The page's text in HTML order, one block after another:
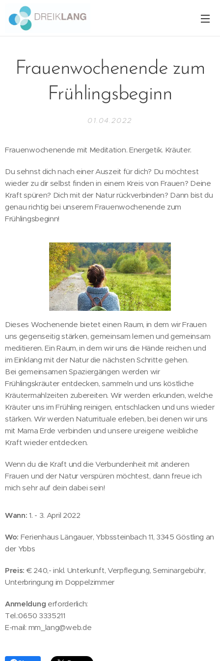
Frauenwochenende zum
Frühlingsbeginn
01.04.2022
Frauenwochenende mit Meditation. Energetik. Kräuter.
Du sehnst dich nach einer Auszeit für dich? Du möchtest
wieder zu dir selbst finden in einem Kreis von Frauen? Deine
Kraft spüren? Dich mit der Natur rückverbinden? Dann bist du
genau richtig bei unserem Frauenwochenende zum
Frühlingsbeginn!
Dieses Wochenende bietet einen Raum, in dem wir Frauen
uns gegenseitig stärken, gemeinsam lernen und gemeinsam
meditieren. Ein Raum, in dem wir uns die Hände reichen und
im Einklang mit der Natur die nächsten Schritte gehen.
Bei gemeinsamen Spaziergängen werden wir
Frühlingskräuter entdecken, sammeln und uns köstliche
Kräutermahlzeiten zubereiten. Wir werden erkunden, welche
Kräuter uns im Frühling reinigen, entschlacken und uns wieder
stärken. Wir werden Naturrituale erleben, bei denen wir uns
mit Mama Erde verbinden und unsere ureigene weibliche
Kraft wieder entdecken.
Wenn du die Kraft und die Verbundenheit mit anderen
Frauen und der Natur verspüren möchtest, dann freue ich
mich sehr auf dein dabei sein!
Wann: 1. - 3. April 2022
Wo: Ferienhaus Längauer, Ybbssteinbach 11, 3345 Göstling an
der Ybbs
Preis: € 240,- inkl. Unterkunft, Verpflegung, Seminargebühr,
Unterbringung im Doppelzimmer
Anmeldung erforderlich:
Tel.:0650 3335211
E-mail: mm_lang@web.de